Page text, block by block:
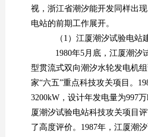
视，浙江省潮汐能开发同样出
电站的前期工作展开。
（1）江厦潮汐试验电站
1980年5月底，江厦潮汐
型贯流式双向潮汐水轮发电机
家“六五”重点科技攻关项目。
3200kW，设计年发电量为997
厦潮汐试验电站科技攻关项目
了高度评价。1987年，江厦潮